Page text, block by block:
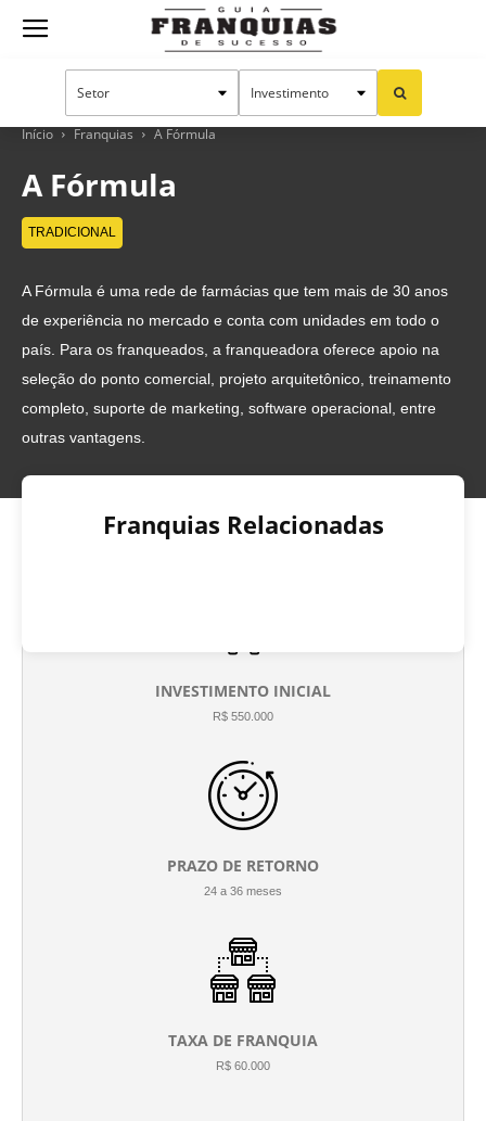
Guia
Franquias
Sucesso
Início Franquias A Fórmula
A Fórmula
TRADICIONAL
A Fórmula é uma rede de farmácias que tem mais de 30 anos
de experiência no mercado e conta com unidades em todo o
país. Para os franqueados, a franqueadora oferece apoio na
seleção do ponto comercial, projeto arquitetônico, treinamento
completo, suporte de marketing, software operacional, entre
outras vantagens.
Franquias Relacionadas
INVESTIMENTO INICIAL
R$ 550.000
PRAZO DE RETORNO
24 a 36 meses
TAXA DE FRANQUIA
R$ 60.000